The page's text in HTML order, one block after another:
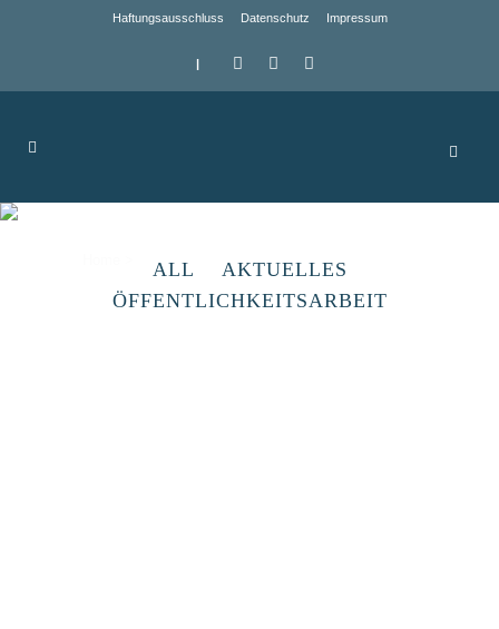
Haftungsausschluss Datenschutz Impressum
|
ALL
AKTUELLES
ÖFFENTLICHKEITSARBEIT